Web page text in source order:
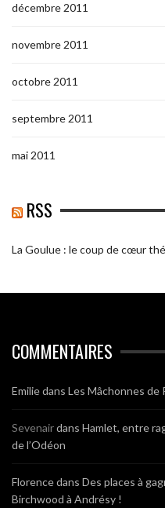
décembre 2011
novembre 2011
octobre 2011
septembre 2011
mai 2011
RSS
La Goulue : le coup de cœur
COMMENTAIRES
Emiliedans Les Mâchonnes de
Sevenairdans Hamlet, entre
de l’Odéon
Florencedans Des places à
Birchwood à Andrésy !